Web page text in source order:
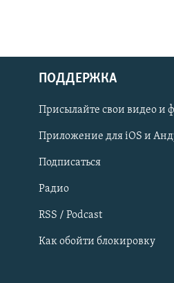
Українською
Qırımtatar
ПРИСОЕДИНЯЙТЕСЬ!
ПОДДЕРЖКА
Присылайте свои видео и
Приложение для iOS и
Подписаться
Радио
RSS / Podcast
Как обойти блокировку